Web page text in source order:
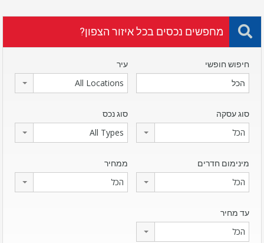
מחפשים נכסים בכל איזור הצפון?
חיפוש חופשי עיר
All Locations
סוג עסקה
הכל
סוג נכס
All Types
מינימום חדרים
הכל
ממחיר
הכל
עד מחיר
הכל